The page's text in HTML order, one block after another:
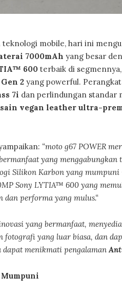
mobile, hari ini
7000mAh yang besar
600 terbaik di
2 yang powerful.
7i dan perlindungan standar
vegan leather ultra-
“moto g67 POWER
yang menggabungkan
Silikon Karbon yang
Sony LYTIA™ 600 yang
dan performa yang mulus.“
yang bermanfaat,
fotografi yang luar biasa, dan
dapat menikmati pengalaman